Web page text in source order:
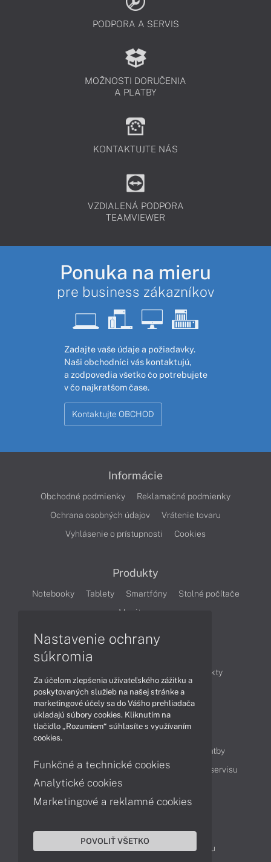
PODPORA A SERVIS
MOŽNOSTI DORUČENIA
A PLATBY
KONTAKTUJTE NÁS
VZDIALENÁ PODPORA
TEAMVIEWER
Ponuka na mieru
pre business zákazníkov
Zadajte vaše údaje a požiadavky.
Naši obchodníci vás kontaktujú,
a zodpovedia všetko čo potrebujete
v čo najkratšom čase.
Kontaktujte OBCHOD
Informácie
Obchodné podmienky
Reklamačné podmienky
Ochrana osobných údajov
Vrátenie tovaru
Vyhlásenie o prístupnosti
Cookies
Produkty
Notebooky Tablety Smartfóny
Stolné počítače
Monitory
Produkty
Technológie
Videá
Obsah
Možnosti doručenia a platby
Podpora a servis
Servisné služby Cenník servisu
Kontakty
043 4224 771
Obchodné oddelenie
Reklamácia tovaru
Nastavenie ochrany
súkromia
Za účelom zlepšenia užívateľského zážitku a
poskytovaných služieb na našej stránke a
marketingové účely sa do Vášho prehliadača
ukladajú súbory cookies. Kliknutím na
tlačidlo „Rozumiem“ súhlasíte s využívaním
cookies.
Funkčné a technické cookies
Analytické cookies
Marketingové a reklamné cookies
POVOLIŤ VŠETKO